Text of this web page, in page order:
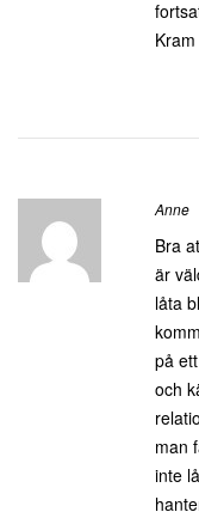
Kram
Anne
Bra
är
låta
på
och
man
inte